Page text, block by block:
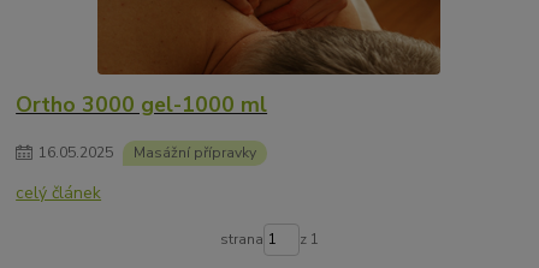
Ortho 3000 gel-1000 ml
16.05.2025 Masážní přípravky
celý článek
strana z 1